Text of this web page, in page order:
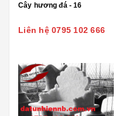
Cây hương đá - 16
Liên hệ 0795 102 666